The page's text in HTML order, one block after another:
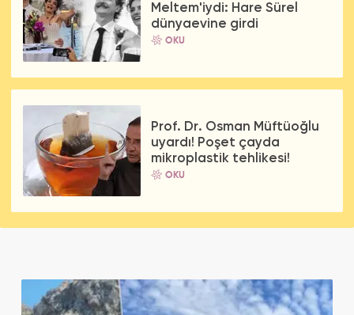
Meltem'iydi: Hare Sürel
dünyaevine girdi
OKU
Prof. Dr. Osman Müftüoğlu
uyardı! Poşet çayda
mikroplastik tehlikesi!
OKU